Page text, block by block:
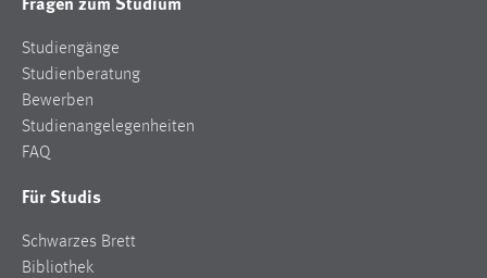
Studiengänge
Studienberatung
Bewerben
Studienangelegenheiten
FAQ
Für Studis
Schwarzes Brett
Bibliothek